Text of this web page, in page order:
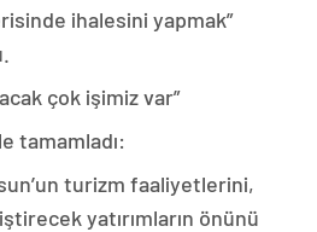
ihalesini yapmak”
çok işimiz var”
tamamladı:
turizm faaliyetlerini,
yatırımların önünü